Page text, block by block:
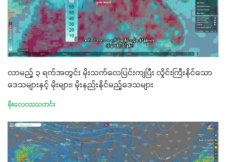
လာမည့် ၃ ရက်အတွင်း မိုးသက်လေပြင်းကျပြီး လှိုင်းကြီးနိုင်သော
ဒေသများနှင့် မိုးများ၊ မိုးနည်းနိုင်မည့်ဒေသများ
မိုးလေဝသသတင်း